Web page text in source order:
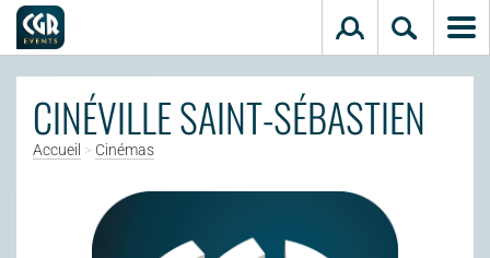
Aller au contenu principal
CINÉVILLE SAINT-SÉBASTIEN
Accueil > Cinémas